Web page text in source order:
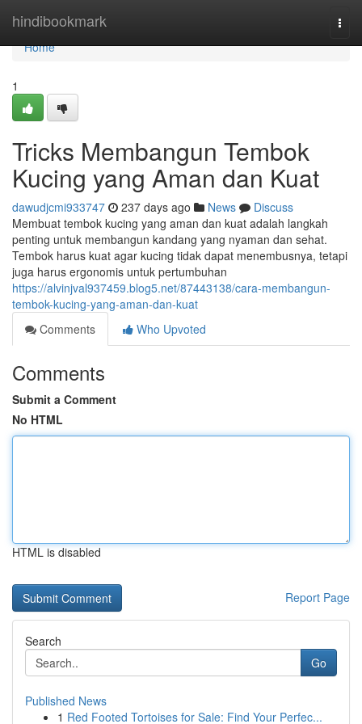
hindibookmark
Home
Home
1
Tricks Membangun Tembok
Kucing yang Aman dan Kuat
dawudjcmi933747 237 days ago News
Discuss
Membuat tembok kucing yang aman dan kuat adalah langkah
penting untuk membangun kandang yang nyaman dan sehat.
Tembok harus kuat agar kucing tidak dapat menembusnya, tetapi
juga harus ergonomis untuk pertumbuhan
https://alvinjval937459.blog5.net/87443138/cara-membangun-
tembok-kucing-yang-aman-dan-kuat
Comments
Who Upvoted
Comments
Submit a Comment
No HTML
HTML is disabled
Report Page
Search
Go
Published News
1 Red Footed Tortoises for Sale: Find Your Perfec...